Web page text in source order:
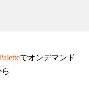
でオンデマンド